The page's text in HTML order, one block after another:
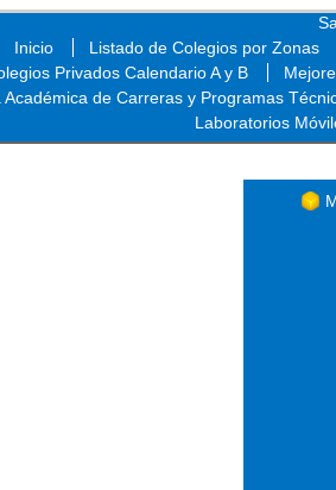
Inicio
Listado de Colegios por Zonas
Privados Calendario A y B
Académica de Carreras y Programas
Laboratorios